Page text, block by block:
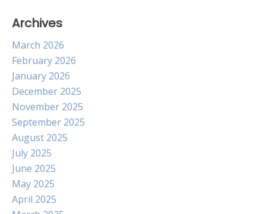
Archives
March 2026
February 2026
January 2026
December 2025
November 2025
September 2025
August 2025
July 2025
June 2025
May 2025
April 2025